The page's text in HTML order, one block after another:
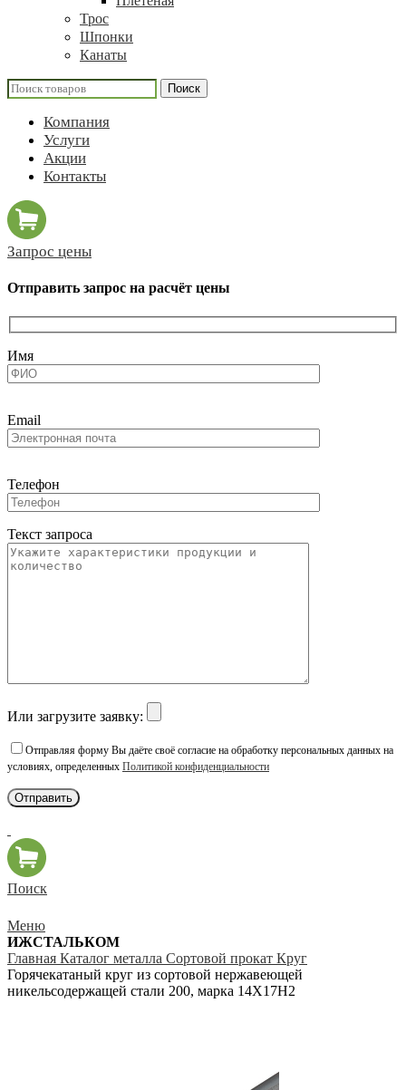
Трос
Шпонки
Канаты
Поиск
Компания
Услуги
Акции
Контакты
Запрос цены
Отправить запрос на расчёт цены
Имя
Email
Телефон
Текст запроса
Или загрузите заявку:
Отправляя форму Вы даёте своё согласие на обработку персональных данных на
условиях, определенных Политикой конфиденциальности
Поиск
Меню
ИЖСТАЛЬКОМ
Главная Каталог металла Сортовой прокат Круг
Горячекатаный круг из сортовой нержавеющей
никельсодержащей стали 200, марка 14Х17Н2